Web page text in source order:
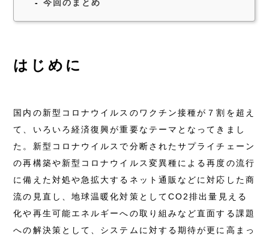
今回のまとめ
はじめに
国内の新型コロナウイルスのワクチン接種が７割を超え
て、いろいろ経済復興が重要なテーマとなってきまし
た。新型コロナウイルスで分断されたサプライチェーン
の再構築や新型コロナウイルス変異種による再度の流行
に備えた対処や急拡大するネット通販などに対応した商
流の見直し、地球温暖化対策としてCO2排出量見える
化や再生可能エネルギーへの取り組みなど直面する課題
への解決策として、システムに対する期待が更に高まっ